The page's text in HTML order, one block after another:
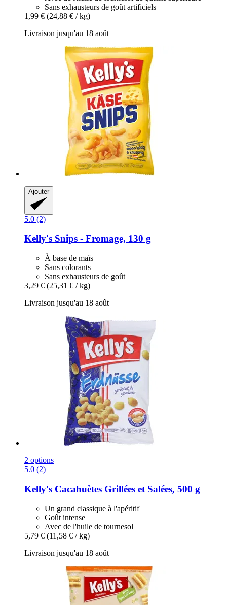
Sans exhausteurs de goût artificiels
1,99 € (24,88 € / kg)
Livraison jusqu'au 18 août
Ajouter
5.0 (2)
Kelly's Snips -​ Fromage, 130 g
À base de maïs
Sans colorants
Sans exhausteurs de goût
3,29 € (25,31 € / kg)
Livraison jusqu'au 18 août
2 options
5.0 (2)
Kelly's Cacahuètes Grillées et Salées, 500 g
Un grand classique à l'apéritif
Goût intense
Avec de l'huile de tournesol
5,79 € (11,58 € / kg)
Livraison jusqu'au 18 août